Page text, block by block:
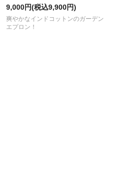
9,000円(税込9,900円)
爽やかなインドコットンのガーデン
エプロン！